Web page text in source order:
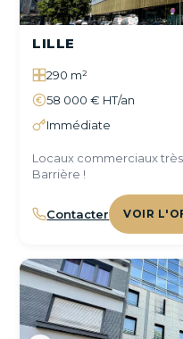
LILLE
290 m²
58 000 € HT/an
Immédiate
Locaux commerciaux
Barrière !
Contacter VOIR